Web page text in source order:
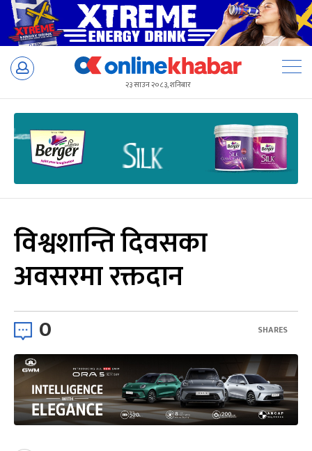
Skip
२३ साउन २०८३, शनिबार
विश्वशान्ति दिवसका
अवसरमा रक्तदान
0 SHARES